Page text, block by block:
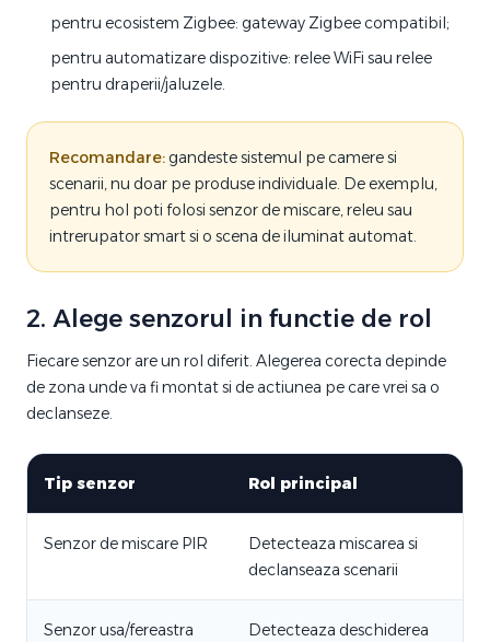
pentru ecosistem Zigbee: gateway Zigbee compatibil;
pentru automatizare dispozitive: relee WiFi sau relee
pentru draperii/jaluzele.
Recomandare: gandeste sistemul pe camere si
scenarii, nu doar pe produse individuale. De exemplu,
pentru hol poti folosi senzor de miscare, releu sau
intrerupator smart si o scena de iluminat automat.
2. Alege senzorul in functie de rol
Fiecare senzor are un rol diferit. Alegerea corecta depinde
de zona unde va fi montat si de actiunea pe care vrei sa o
declanseze.
Tip senzor Rol principal
Senzor de miscare PIR
Detecteaza miscarea si
declanseaza scenarii
Senzor usa/fereastra
Detecteaza deschiderea